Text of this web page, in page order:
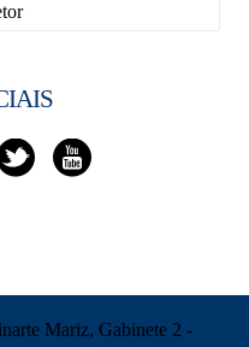
Mariz, Gabinete 2 -